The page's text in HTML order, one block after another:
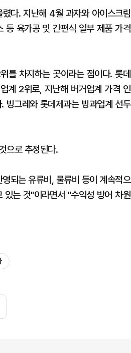
다. 지난해 4월 과자와 아이스크림
육가공 및 간편식 일부 제품 가격
를 차지하는 곳이라는 점이다. 롯데
계 2위로, 지난해 버거업계 가격 인
빙그레와 롯데제과는 빙과업계 선두
으로 추정된다.
되는 유류비, 물류비 등이 계속적으
있는 것"이라면서 "수익성 방어 차원